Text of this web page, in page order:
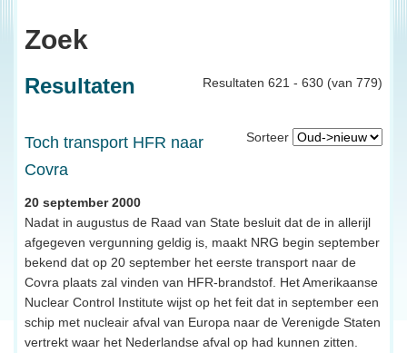
Zoek
Resultaten 621 - 630 (van 779)
Resultaten
Sorteer
Toch transport HFR naar
Covra
20 september 2000
Nadat in augustus de Raad van State besluit dat de in allerijl
afgegeven vergunning geldig is, maakt NRG begin september
bekend dat op 20 september het eerste transport naar de
Covra plaats zal vinden van HFR-brandstof. Het Amerikaanse
Nuclear Control Institute wijst op het feit dat in september een
schip met nucleair afval van Europa naar de Verenigde Staten
vertrekt waar het Nederlandse afval op had kunnen zitten.